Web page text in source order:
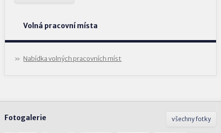
Volná pracovní místa
Nabídka volných pracovních míst
všechny fotky
Fotogalerie